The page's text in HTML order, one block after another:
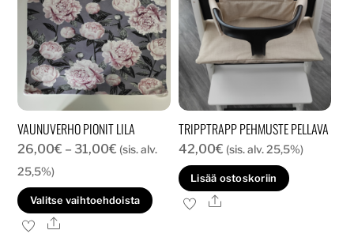
VAUNUVERHO PIONIT LILA
26,00€ – 31,00€ Hintaluokka:
-
31,00€
(sis. alv.
25,5%)
Valitse vaihtoehdoista
Tällä
Ale
TRIPPTRAPP PEHMUSTE PELLAVA
42,00€ (sis. alv. 25,5%)
Lisää ostoskoriin
Ale